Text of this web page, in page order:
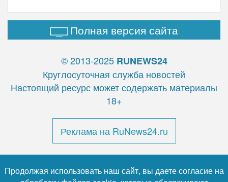
Полная версия сайта
© 2013-2025 RUNEWS24
Круглосуточная служба новостей
Настоящий ресурс может содержать материалы
18+
Реклама на RuNews24.ru
Продолжая использовать наш сайт, вы даете согласие на